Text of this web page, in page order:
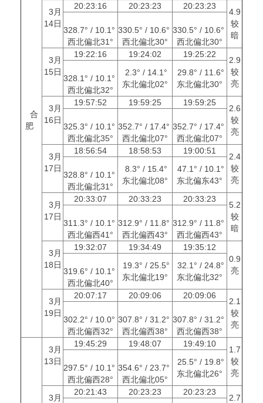
合
肥
3月
14日
20:23:16 20:23:23 20:23:23
4.9
较
暗
328.7° / 10.1°
西北偏北31°
330.5° / 10.6°
西北偏北30°
330.5° / 10.6°
西北偏北30°
3月
15日
19:22:16 19:24:02 19:25:22
2.9
较
亮
328.1° / 10.1°
西北偏北32°
2.3° / 14.1°
东北偏北02°
29.8° / 11.6°
东北偏北30°
3月
16日
19:57:52 19:59:25 19:59:25
2.6
较
亮
325.3° / 10.1°
西北偏北35°
352.7° / 17.4°
西北偏北07°
352.7° / 17.4°
西北偏北07°
3月
17日
18:56:54 18:58:53 19:00:51
2.4
较
亮
328.8° / 10.1°
西北偏北31°
8.3° / 15.4°
东北偏北08°
47.1° / 10.1°
东北偏东43°
3月
17日
20:33:07 20:33:23 20:33:23
5.2
较
暗
311.3° / 10.1°
西北偏西41°
312.9° / 11.8°
西北偏西43°
312.9° / 11.8°
西北偏西43°
3月
18日
19:32:07 19:34:49
19:35:12
0.9
亮
319.6° / 10.1°
西北偏北40°
19.3° / 25.5°
东北偏北19°
32.1° / 24.8°
东北偏北32°
3月
19日
20:07:17 20:09:06 20:09:06
2.1
较
亮
302.2° / 10.0°
西北偏西32°
307.8° / 31.2°
西北偏西38°
307.8° / 31.2°
西北偏西38°
3月
13日
19:45:29 19:48:07 19:49:10
1.7
较
亮
297.5° / 10.1°
西北偏西28°
354.6° / 23.7°
西北偏北05°
25.5° / 19.8°
东北偏北26°
3月
20:21:43 20:23:23 20:23:23
2.7